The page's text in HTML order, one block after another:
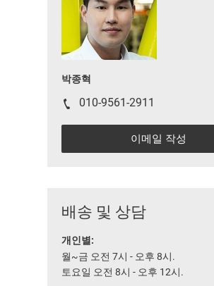
박종혁
010-9561-2911
이메일 작성
배송 및 상담
개인별:
월~금 오전 7시 - 오후 8시.
토요일 오전 8시 - 오후 12시.